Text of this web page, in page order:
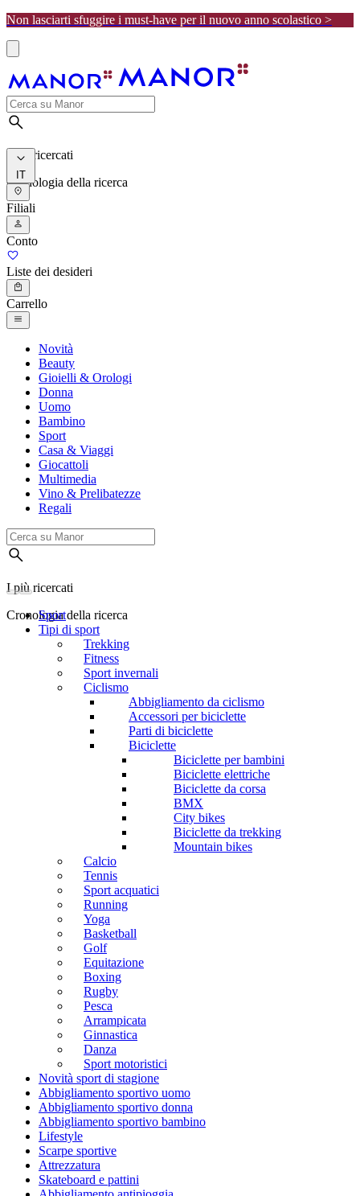
Non lasciarti sfuggire i must-have per il nuovo anno scolastico >
I più ricercati
Cronologia della ricerca
IT
Filiali
Conto
Liste dei desideri
Carrello
Novità
Beauty
Gioielli & Orologi
Donna
Uomo
Bambino
Sport
Casa & Viaggi
Giocattoli
Multimedia
Vino & Prelibatezze
Regali
I più ricercati
Cronologia della ricerca
Sport
Tipi di sport
Trekking
Fitness
Sport invernali
Ciclismo
Abbigliamento da ciclismo
Accessori per biciclette
Parti di biciclette
Biciclette
Biciclette per bambini
Biciclette elettriche
Biciclette da corsa
BMX
City bikes
Biciclette da trekking
Mountain bikes
Calcio
Tennis
Sport acquatici
Running
Yoga
Basketball
Golf
Equitazione
Boxing
Rugby
Pesca
Arrampicata
Ginnastica
Danza
Sport motoristici
Novità sport di stagione
Abbigliamento sportivo uomo
Abbigliamento sportivo donna
Abbigliamento sportivo bambino
Lifestyle
Scarpe sportive
Attrezzatura
Skateboard e pattini